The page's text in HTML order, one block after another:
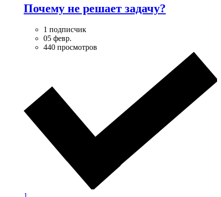
Почему не решает задачу?
1 подписчик
05 февр.
440 просмотров